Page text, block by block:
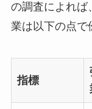
の調査によれば
業は以下の点で
指標